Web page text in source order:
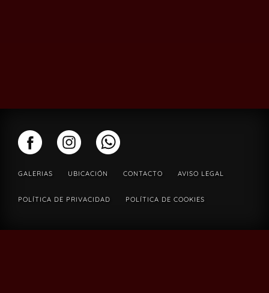
GALERIAS UBICACIÓN CONTACTO AVISO LEGAL
POLÍTICA DE PRIVACIDAD POLÍTICA DE COOKIES